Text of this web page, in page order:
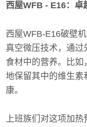
西屋WFB - E16：卓
西屋WFB-E16破壁
真空微压技术，通
食材中的营养。比
地保留其中的维生
康。
上班族们对这项加